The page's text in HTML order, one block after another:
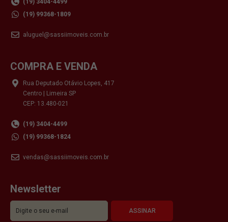
(19) 99368-1809
aluguel@sassiimoveis.com.br
COMPRA E VENDA
Rua Deputado Otávio Lopes, 417
Centro | Limeira SP
CEP: 13.480-021
(19) 3404-4499
(19) 99368-1824
vendas@sassiimoveis.com.br
Newsletter